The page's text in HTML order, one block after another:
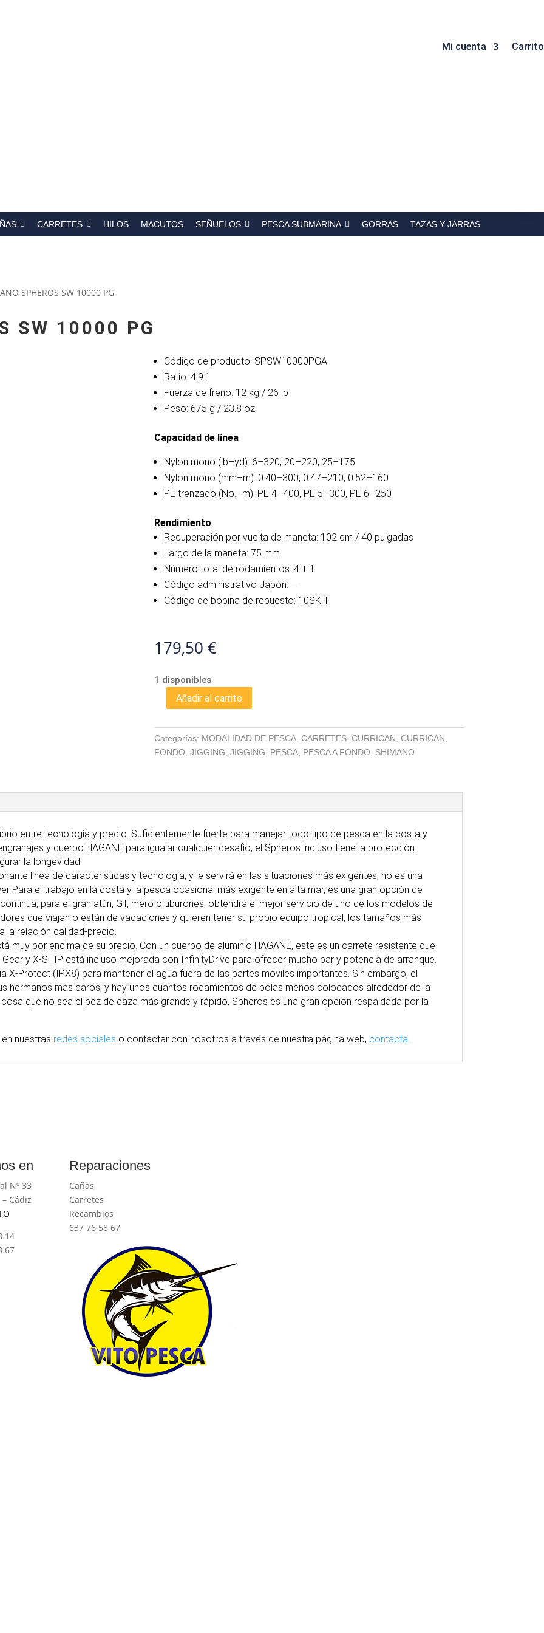
Mi cuenta Carrito
CARRETES HILOS MACUTOS SEÑUELOS PESCA SUBMARINA GORRAS TAZAS Y JARRAS
SPHEROS SW 10000 PG
SW 10000 PG
Código de producto: SPSW10000PGA
Ratio: 4.9:1
Fuerza de freno: 12 kg / 26 lb
Peso: 675 g / 23.8 oz
Capacidad de línea
Nylon mono (lb–yd): 6–320, 20–220, 25–175
Nylon mono (mm–m): 0.40–300, 0.47–210, 0.52–160
PE trenzado (No.–m): PE 4–400, PE 5–300, PE 6–250
Rendimiento
Recuperación por vuelta de maneta: 102 cm / 40 pulgadas
Largo de la maneta: 75 mm
Número total de rodamientos: 4 + 1
Código administrativo Japón: —
Código de bobina de repuesto: 10SKH
179,50 €
1 disponibles
SHIMANO
10000
Añadir al carrito
Categorías: MODALIDAD DE PESCA, CARRETES, CURRICAN CURRICAN
FONDO JIGGING JIGGING PESCA, PESCA A FONDO SHIMANO
entre tecnología y precio. Suficientemente fuerte para manejar todo tipo de pesca en la costa y
y cuerpo HAGANE para igualar cualquier desafío, el Spheros incluso tiene la protección
la longevidad.
línea de características y tecnología, y le servirá en las situaciones más exigentes, no es una
Para el trabajo en la costa y la pesca ocasional más exigente en alta mar, es una gran opción de
para el gran atún, GT, mero o tiburones, obtendrá el mejor servicio de uno de los modelos de
que viajan o están de vacaciones y quieren tener su propio equipo tropical, los tamaños más
la relación calidad-precio.
muy por encima de su precio. Con un cuerpo de aluminio HAGANE, este es un carrete resistente que
y X-SHIP está incluso mejorada con InfinityDrive para ofrecer mucho par y potencia de arranque.
X-Protect (IPX8) para mantener el agua fuera de las partes móviles importantes. Sin embargo, el
hermanos más caros, y hay unos cuantos rodamientos de bolas menos colocados alrededor de la
que no sea el pez de caza más grande y rápido, Spheros es una gran opción respaldada por la
nuestras redes sociales o contactar con nosotros a través de nuestra página web, contacta.
en
Nº 33
Cádiz
14
67
Reparaciones
Cañas
Carretes
Recambios
637 76 58 67